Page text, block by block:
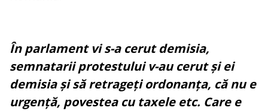
În parlament vi s-a cerut demisia,
semnatarii protestului v-au cerut și ei
demisia și să retrageți ordonanța, că nu e
urgență, povestea cu taxele etc. Care e